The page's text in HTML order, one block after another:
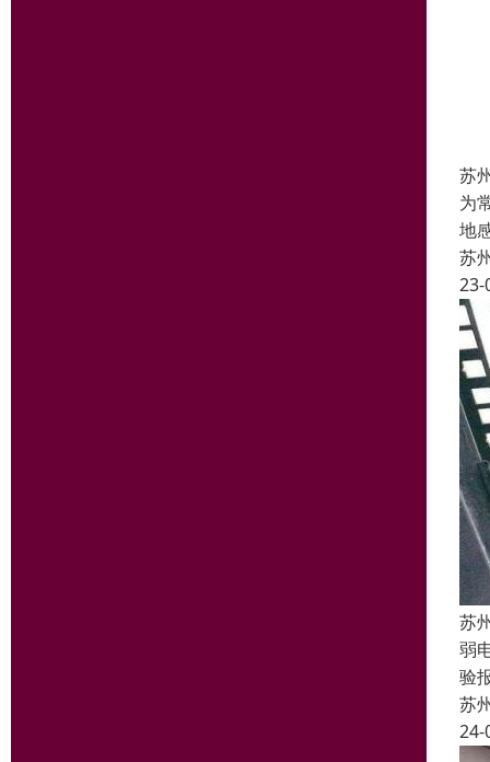
苏
为
地
苏
23-
苏
弱
验
苏
24-